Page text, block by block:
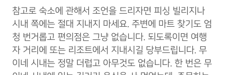
참고로 숙소에 관해서 조언을 드리자면 피싱 빌리지나
시내 쪽에는 절대 지내지 마세요. 주변에 마트 찾기도 엄
청 번거롭고 편의점은 그냥 없습니다. 되도록이면 여행
자 거리에 또는 리조트에서 지내시길 당부드립니다. 무
이네 시내는 정말 더럽고 아무것도 없습니다. 한 번은 무